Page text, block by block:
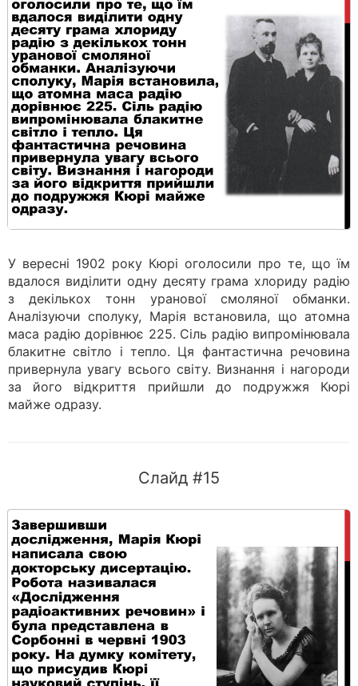
У вересні 1902 року Кюрі оголосили про те, що їм
вдалося виділити одну десяту грама хлориду радію
з декількох тонн уранової смоляної обманки.
Аналізуючи сполуку, Марія встановила, що атомна
маса радію дорівнює 225. Сіль радію випромінювала
блакитне світло і тепло. Ця фантастична речовина
привернула увагу всього світу. Визнання і нагороди
за його відкриття прийшли до подружжя Кюрі
майже одразу.
Слайд #15